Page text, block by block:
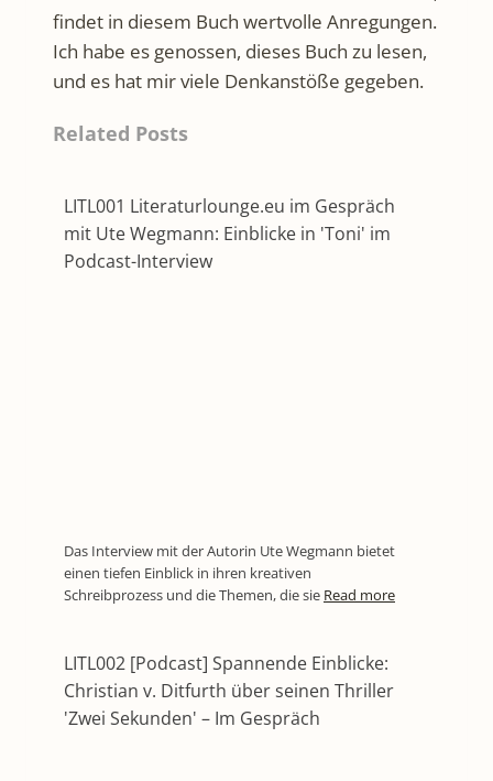
findet in diesem Buch wertvolle Anregungen.
Ich habe es genossen, dieses Buch zu lesen,
und es hat mir viele Denkanstöße gegeben.
Related Posts
LITL001 Literaturlounge.eu im Gespräch
mit Ute Wegmann: Einblicke in 'Toni' im
Podcast-Interview
Das Interview mit der Autorin Ute Wegmann bietet
einen tiefen Einblick in ihren kreativen
Schreibprozess und die Themen, die sie Read more
LITL002 [Podcast] Spannende Einblicke:
Christian v. Ditfurth über seinen Thriller
'Zwei Sekunden' – Im Gespräch